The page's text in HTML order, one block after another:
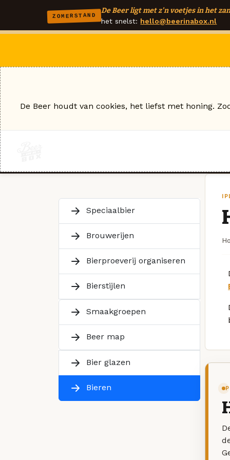
ZOMERSTAND
De Beer ligt met z'n voetjes in het
het snelst: hello@beerinabox.nl
Speciaalbier
Brouwerijen
Bierproeverij organiseren
Bierstijlen
Smaakgroepen
Beer map
Bier glazen
Bieren
De Beer houdt van cookies, het liefst met honing.